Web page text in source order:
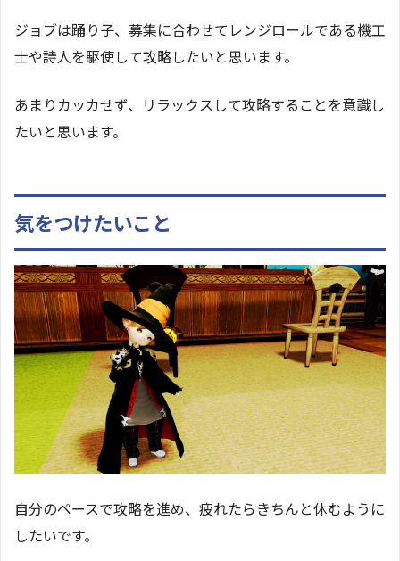
ジョブは踊り子、募集に合わせてレンジロールである機工
士や詩人を駆使して攻略したいと思います。
あまりカッカせず、リラックスして攻略することを意識し
たいと思います。
気をつけたいこと
自分のペースで攻略を進め、疲れたらきちんと休むように
したいです。